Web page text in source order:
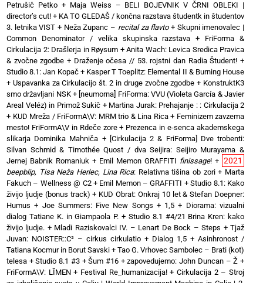
Petrušič Petko+ Maja Weiss – BELI BOJEVNIK V ČRNI OBLEKI |
director’s cut! + KA TO GLEDAŠ / končna razstava študentk in študentov
3. letnika VIST + Neža Zupanc – recital za flavto+ Skupni imenovalec |
Common Denominator / velika skupinska razstava + FriForma &
Cirkulacija 2: Drašlerja in Røysum + Anita Wach: Levica Sredica Pravica
& zvočne zgodbe + Draženje očesa // 53. rojstni dan Radia Študent! +
Studio 8.1: Jan Kopač+ Kasper T Toeplitz: Elemental II & Burning House
+ Uspavanka za Cirkulacijo št. 2 in druge zvočne zgodbe + KonstruktK3
smo državljani NSK+ [neumorna] FriForma: VVU (Violeta García & Javier
Areal Veléz) in Primož Sukič + Martina Jurak: Prehajanje : : Cirkulacija 2
+ KUD Mreža / FriFormA\V: MRM trio & Lina Rica+ Feminizem zavzema
mesto! FriFormA\V in Rdeče zore+ Prezenca in e-senca akademskega
slikarja Dominika Mahniča + [Cirkulacija 2 & FriForma] Dve trobenti:
Silvan Schmid & Timothée Quost / dva Seijira: Seijiro Murayama &
Jernej Babnik Romaniuk + Emil Memon GRAFFITI finissage! + 2021
beepblip, Tisa Neža Herlec, Lina Rica: Relativna tišina ob zori+ Marta
Fakuch – Wellness @ C2+ Emil Memon – GRAFFITI +Studio 8.1: Kako
živijo ljudje (bonus track) + KUD Obrat: Onkraj 10 let & Stefan Doepner:
Humus + Joe Summers: Five New Songs + 1,5 + Diorama: vizualni
dialog Tatiane K. in Giampaola P. + Studio 8.1 #4/21 Brina Kren: kako
živijo ljudje. + Mladi Raziskovalci IV. – Lenart De Bock – Steps +Tjaž
Juvan: NOISTER::C² – cirkus cirkulatio + Dialog 1,5 + Asinhronost /
Tatiana Kocmur in Borut Savski + Tao G. Vrhovec Sambolec – Brati (kot)
telesa +Studio 8.1 #3 + Šum #16 +zapovedujemo: John Duncan – Ž +
FriFormA\V: LĪMEN+ Festival Re_humanizacija!+Cirkulacija 2 – Stroj